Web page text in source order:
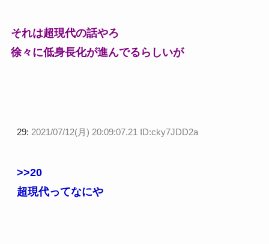
それは超現代の話やろ
徐々に低身長化が進んでるらしいが
29: 2021/07/12(月) 20:09:07.21 ID:cky7JDD2a
>>20
超現代ってなにや